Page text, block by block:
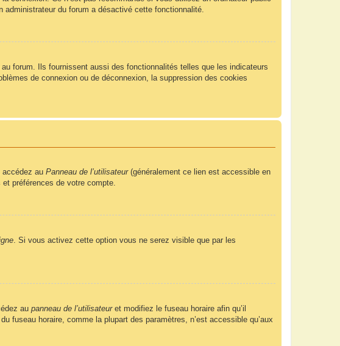
du forum a désactivé cette fonctionnalité.
forum. Ils fournissent aussi des fonctionnalités telles que les indicateurs
de connexion ou de déconnexion, la suppression des cookies
accédez au Panneau de l’utilisateur(généralement ce lien est accessible en
préférences de votre compte.
. Si vous activez cette option vous ne serez visible que par les
au panneau de l’utilisateuret modifiez le fuseau horaire afin qu’il
fuseau horaire, comme la plupart des paramètres, n’est accessible qu’aux